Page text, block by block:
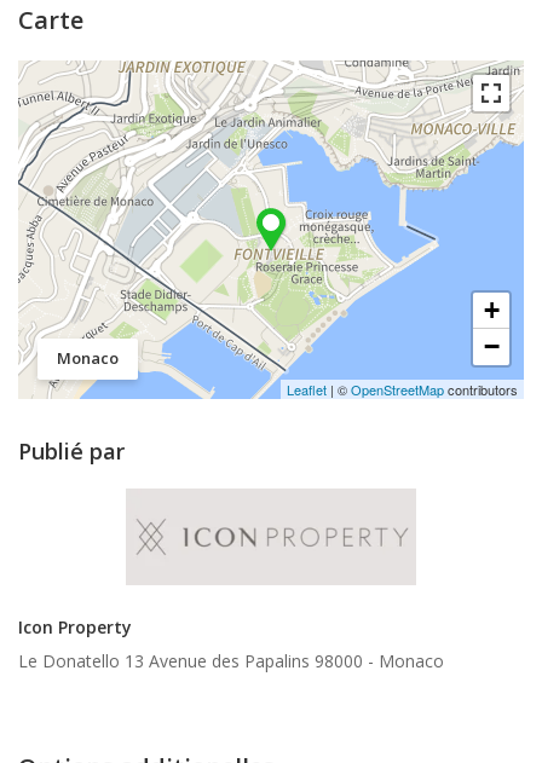
Carte
Monaco
+
−
Leaflet | ©OpenStreetMapcontributors
Publié par
Icon Property
Le Donatello 13 Avenue des Papalins 98000 - Monaco